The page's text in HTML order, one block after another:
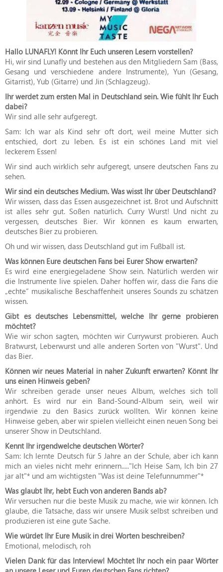
Hallo LUNAFLY! Könnt Ihr Euch unseren Lesern vorstellen?
Hi, wir sind Lunafly und bestehen aus den Mitgliedern Sam (Bass,
Gesang und verschiedene andere Instrumente), Yun (Gesang,
Gitarrist), Yub (Gitarre) und Jin (Schlagzeug).
Ihr werdet zum ersten Mal in Deutschland sein. Wie fühlt Ihr Euch
dabei?
Wir sind alle sehr aufgeregt.
Sam: Ich war als Kind sehr oft dort, weil meine Mutter sich
entschied, dort zu leben. Es ist ein schönes Land mit viel
leckerem Essen!
Wir sind auch wirklich sehr aufgeregt, unsere deutschen Fans zu
sehen.
Wir sind ein deutsches Medium. Was wisst Ihr über Deutschland?
Wir wissen, dass das Essen ausgezeichnet ist. Brot und Aufschnitt
ist alles sehr gut. Soßen natürlich. Curry Wurst! Und nicht zu
vergessen, deutsches Bier. Wir können es kaum erwarten,
deutsches Bier zu probieren.
Oh und wir wissen, dass Deutschland gut im Fußball ist.
Was können Eure deutschen Fans bei Eurer Show erwarten?
Es wird eine energiegeladene Show sein. Natürlich werden wir
die Instrumente live spielen. Daher hoffen wir, dass die Fans die
„echte“ musikalische Beschaffenheit unseres Sounds zu schätzen
wissen.
Gibt es deutsches Lebensmittel, welche Ihr gerne probieren
möchtet?
Wie wir schon sagten, möchten wir Currywurst probieren. Auch
Bratwurst, Leberwurst und alle anderen Sorten von "Wurst". Und
das Bier.
Können wir neues Material in naher Zukunft erwarten? Könnt Ihr
uns einen Hinweis geben?
Wir schreiben gerade unser neues Album, welches sich toll
anhört. Es wird nur ein Band-Sound-Album sein, weil wir
irgendwie zu den Basics zurück wollten. Wir können keine
Hinweise geben, aber wir spielen vielleicht einen neuen Song bei
unserer Show in Deutschland.
Kennt Ihr irgendwelche deutschen Wörter?
Sam: Ich lernte Deutsch für 5 Jahre an der Schule, aber ich kann
mich an vieles nicht mehr erinnern....."Ich Heise Sam, Ich bin 27
jar alt"* und am wichtigsten "Was ist deine Telefunnummer"*
Was glaubt Ihr, hebt Euch von anderen Bands ab?
Wir versuchen nur die beste Musik zu mache, wie wir können. Ich
glaube, die Tatsache, dass wir unsere Musik selbst schreiben und
produzieren ist eine gute Sache.
Wie würdet Ihr Eure Musik in drei Worten beschreiben?
Emotional, melodisch, roh
Vielen Dank für das Interview! Möchtet Ihr noch ein paar Wörter